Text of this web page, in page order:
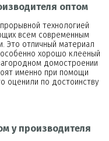
оптом
технологией
всем современным
Это отличный материал
хорошо клееный
домостроении
именно при помощи
оценили по достоинству
у производителя